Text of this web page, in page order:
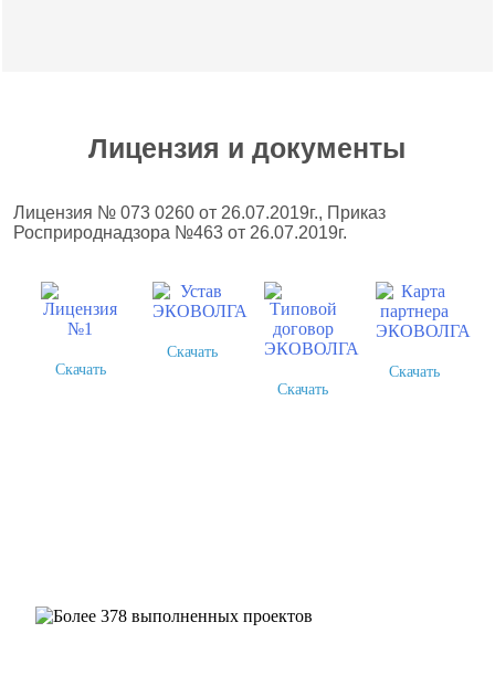
Лицензия и документы
Лицензия № 073 0260 от 26.07.2019г., Приказ
Росприроднадзора №463 от 26.07.2019г.
Скачать
Скачать
Скачать
Скачать